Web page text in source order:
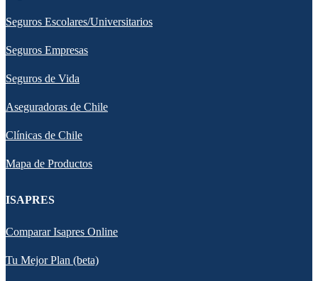
Seguros Escolares/Universitarios
Seguros Empresas
Seguros de Vida
Aseguradoras de Chile
Clínicas de Chile
Mapa de Productos
ISAPRES
Comparar Isapres Online
Tu Mejor Plan (beta)